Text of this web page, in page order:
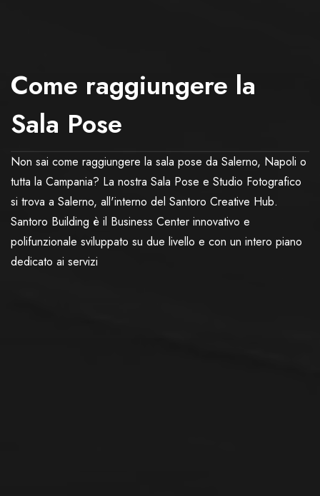
Come raggiungere la
Sala Pose
Non sai come raggiungere la sala pose da Salerno, Napoli o
tutta la Campania? La nostra Sala Pose e Studio Fotografico
si trova a Salerno, all'interno del Santoro Creative Hub.
Santoro Building è il Business Center innovativo e
polifunzionale sviluppato su due livello e con un intero piano
dedicato ai servizi